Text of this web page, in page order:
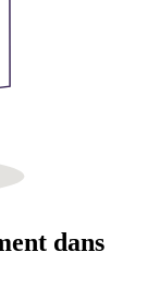
dans